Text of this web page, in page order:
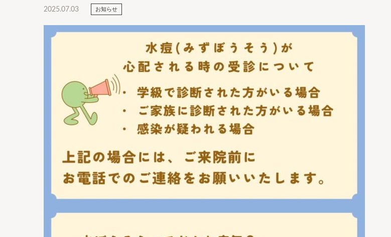
2025.07.03 お知らせ